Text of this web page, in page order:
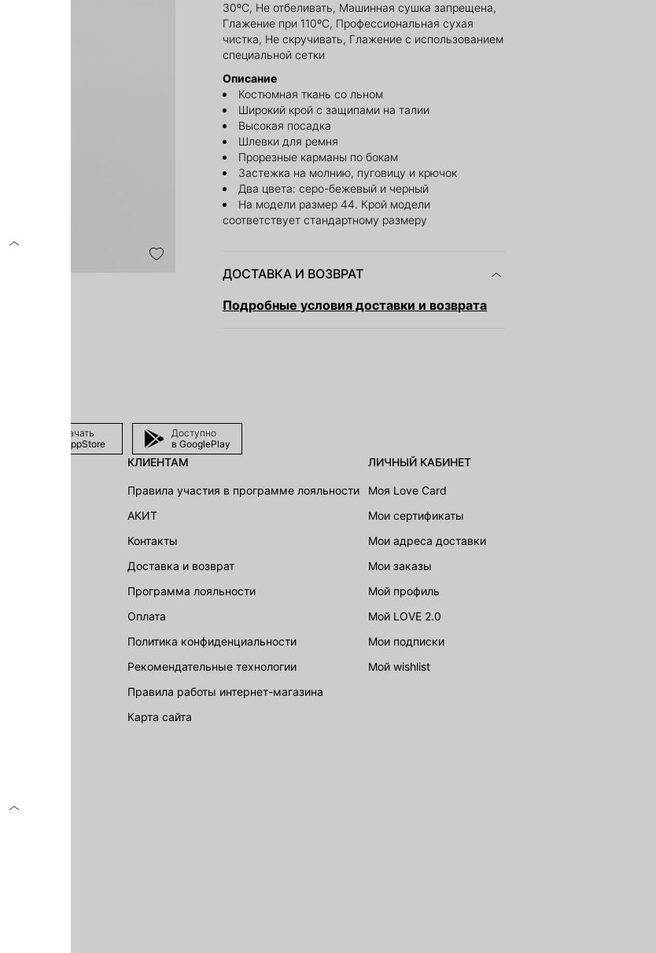
30ºС, Не отбеливать, Машинная сушка запрещена,
Глажение при 110ºС, Профессиональная сухая
чистка, Не скручивать, Глажение с использованием
специальной сетки
Описание
Костюмная ткань со льном
Широкий крой с защипами на талии
Высокая посадка
Шлевки для ремня
Прорезные карманы по бокам
Застежка на молнию, пуговицу и крючок
Два цвета: серо-бежевый и черный
На модели размер 44. Крой модели
соответствует стандартному размеру
ДОСТАВКА И ВОЗВРАТ
Подробные условия доставки и возврата
Скачать
в AppStore
Доступно
в GooglePlay
КЛИЕНТАМ
Правила участия в программе лояльности
АКИТ
Контакты
Доставка и возврат
Программа лояльности
Оплата
Политика конфиденциальности
Рекомендательные технологии
Правила работы интернет-магазина
карта сайта
ЛИЧНЫЙ КАБИНЕТ
Моя Love Card
Мои сертификаты
Мои адреса доставки
Мои заказы
Мой профиль
Мой LOVE 2.0
Мои подписки
Мой wishlist